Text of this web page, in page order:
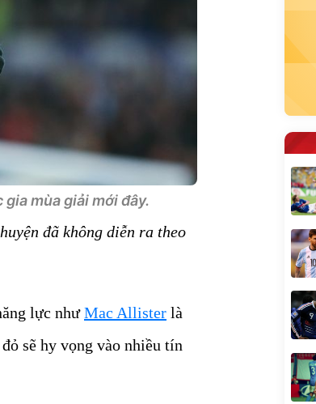
mùa giải mới đây.
đã không diễn ra theo
lực nhưMac Allister là
sẽ hy vọng vào nhiều tín